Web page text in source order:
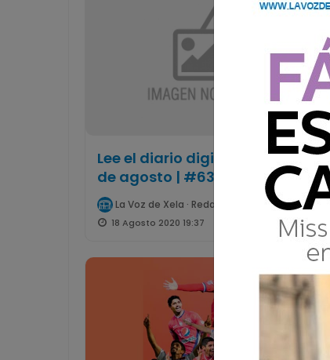
Lee el diario digital del martes 18
de agosto | #638
La Voz de Xela · Redacción
18 Agosto 2020 19:37